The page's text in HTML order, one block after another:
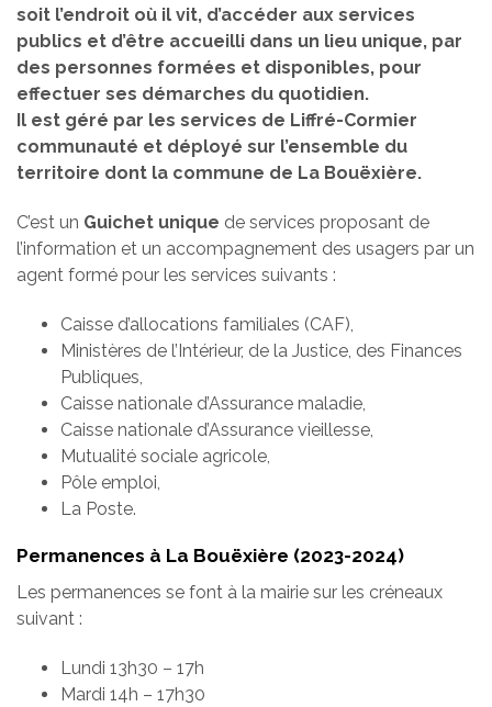
soit l’endroit où il vit, d’accéder aux services
publics et d’être accueilli dans un lieu unique, par
des personnes formées et disponibles, pour
effectuer ses démarches du quotidien.
Il est géré par les services de Liffré-Cormier
communauté et déployé sur l’ensemble du
territoire dont la commune de La Bouëxière.
C’est un Guichet unique de services proposant de
l’information et un accompagnement des usagers par un
agent formé pour les services suivants :
Caisse d’allocations familiales (CAF),
Ministères de l’Intérieur, de la Justice, des Finances
Publiques,
Caisse nationale d’Assurance maladie,
Caisse nationale d’Assurance vieillesse,
Mutualité sociale agricole,
Pôle emploi,
La Poste.
Permanences à La Bouëxière (2023-2024)
Les permanences se font à la mairie sur les créneaux
suivant :
Lundi 13h30 – 17h
Mardi 14h – 17h30